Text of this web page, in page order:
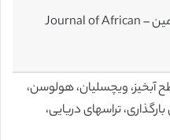
مجله آفریقایی علوم زمین – Journal of African
ویچسلیان، هولوسن،
تراسهای دریایی،